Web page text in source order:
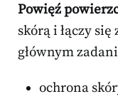
Powięź
skórą i łączy się
głównym
ochrona